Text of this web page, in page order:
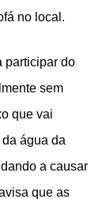
no local.
do
sem
que vai
água da
a causar
que as